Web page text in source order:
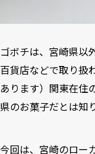
ゴボチは、宮崎県以
百貨店などで取り扱
あります）関東在住
県のお菓子だとは知
今回は、宮崎のロー